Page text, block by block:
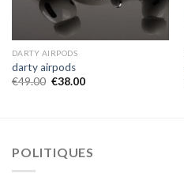
DARTY AIRPODS
darty airpods
€49.00 €38.00
POLITIQUES